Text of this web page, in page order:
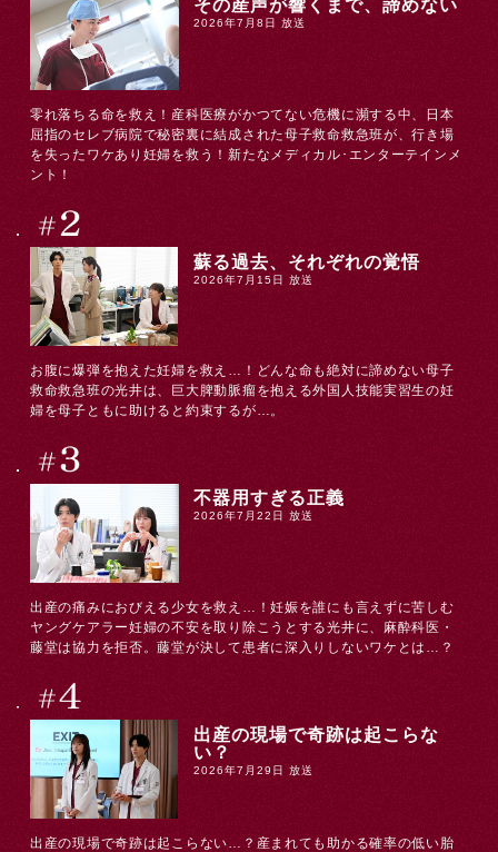
その産声が響くまで、諦めない
2026年7月8日 放送
零れ落ちる命を救え！産科医療がかつてない危機に瀕する中、日本
屈指のセレブ病院で秘密裏に結成された母子救命救急班が、行き場
を失ったワケあり妊婦を救う！新たなメディカル･エンターテインメ
ント！
蘇る過去、それぞれの覚悟
2026年7月15日 放送
お腹に爆弾を抱えた妊婦を救え…！どんな命も絶対に諦めない母子
救命救急班の光井は、巨大脾動脈瘤を抱える外国人技能実習生の妊
婦を母子ともに助けると約束するが…。
不器用すぎる正義
2026年7月22日 放送
出産の痛みにおびえる少女を救え…！妊娠を誰にも言えずに苦しむ
ヤングケアラー妊婦の不安を取り除こうとする光井に、麻酔科医・
藤堂は協力を拒否。藤堂が決して患者に深入りしないワケとは…？
出産の現場で奇跡は起こらな
い？
2026年7月29日 放送
出産の現場で奇跡は起こらない…？産まれても助かる確率の低い胎